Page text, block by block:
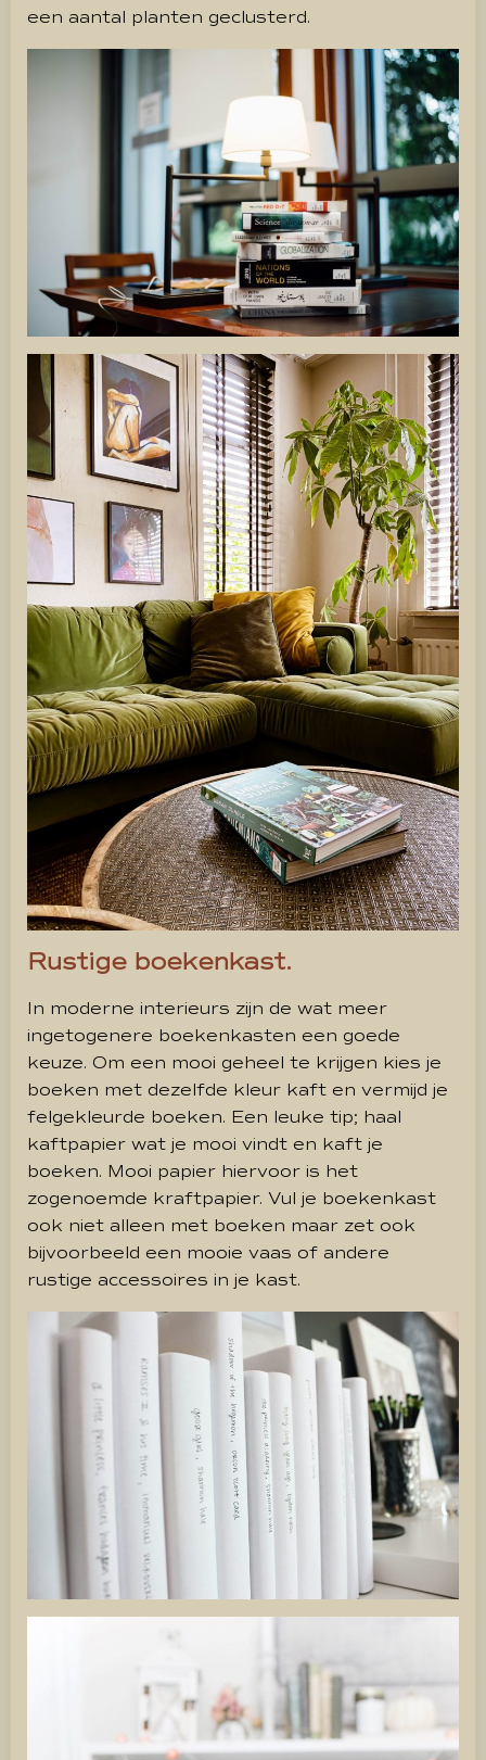
een aantal planten geclusterd.
Rustige boekenkast.
In moderne interieurs zijn de wat meer
ingetogenere boekenkasten een goede
keuze. Om een mooi geheel te krijgen kies je
boeken met dezelfde kleur kaft en vermijd je
felgekleurde boeken. Een leuke tip; haal
kaftpapier wat je mooi vindt en kaft je
boeken. Mooi papier hiervoor is het
zogenoemde kraftpapier. Vul je boekenkast
ook niet alleen met boeken maar zet ook
bijvoorbeeld een mooie vaas of andere
rustige accessoires in je kast.